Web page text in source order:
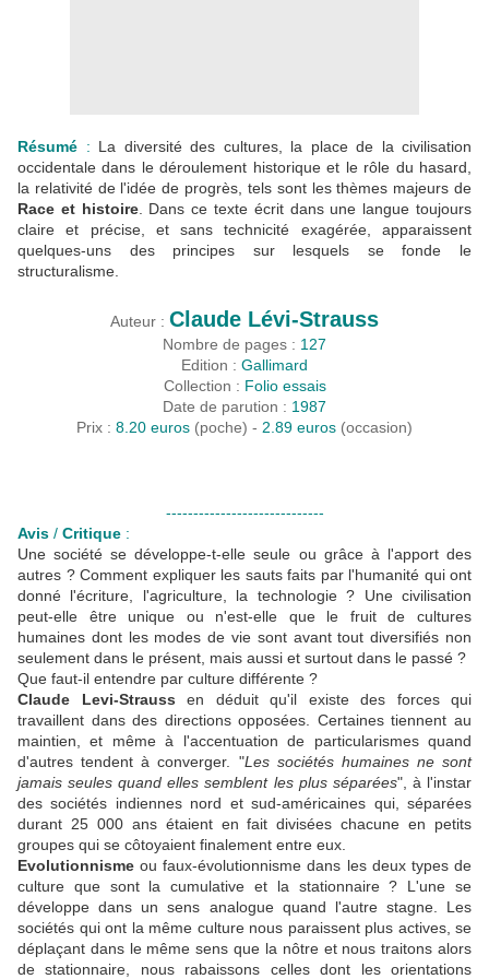
Résumé : La diversité des cultures, la place de la civilisation
occidentale dans le déroulement historique et le rôle du hasard,
la relativité de l'idée de progrès, tels sont les thèmes majeurs de
Race et histoire. Dans ce texte écrit dans une langue toujours
claire et précise, et sans technicité exagérée, apparaissent
quelques-uns des principes sur lesquels se fonde le
structuralisme.
Auteur : Claude Lévi-Strauss
Nombre de pages : 127
Edition : Gallimard
Collection : Folio essais
Date de parution : 1987
Prix : 8.20 euros (poche) - 2.89 euros (occasion)
-----------------------------
Avis / Critique :
Une société se développe-t-elle seule ou grâce à l'apport des
autres ? Comment expliquer les sauts faits par l'humanité qui ont
donné l'écriture, l'agriculture, la technologie ? Une civilisation
peut-elle être unique ou n'est-elle que le fruit de cultures
humaines dont les modes de vie sont avant tout diversifiés non
seulement dans le présent, mais aussi et surtout dans le passé ?
Que faut-il entendre par culture différente ?
Claude Levi-Strauss en déduit qu'il existe des forces qui
travaillent dans des directions opposées. Certaines tiennent au
maintien, et même à l'accentuation de particularismes quand
d'autres tendent à converger. "Les sociétés humaines ne sont
jamais seules quand elles semblent les plus séparées", à l'instar
des sociétés indiennes nord et sud-américaines qui, séparées
durant 25 000 ans étaient en fait divisées chacune en petits
groupes qui se côtoyaient finalement entre eux.
Evolutionnisme ou faux-évolutionnisme dans les deux types de
culture que sont la cumulative et la stationnaire ? L'une se
développe dans un sens analogue quand l'autre stagne. Les
sociétés qui ont la même culture nous paraissent plus actives, se
déplaçant dans le même sens que la nôtre et nous traitons alors
de stationnaire, nous rabaissons celles dont les orientations